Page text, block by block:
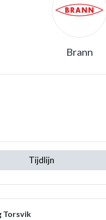
Brann
Tijdlijn
Torsvik